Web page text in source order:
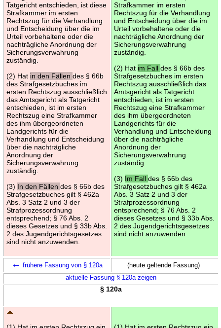
Tatgericht entschieden, ist diese
Strafkammer im ersten
Rechtszug für die Verhandlung
und Entscheidung über die im
Urteil vorbehaltene oder die
nachträgliche Anordnung der
Sicherungsverwahrung
zuständig.
(2) Hat in den Fällen des § 66b
des Strafgesetzbuches im
ersten Rechtszug ausschließlich
das Amtsgericht als Tatgericht
entschieden, ist im ersten
Rechtszug eine Strafkammer
des ihm übergeordneten
Landgerichts für die
Verhandlung und Entscheidung
über die nachträgliche
Anordnung der
Sicherungsverwahrung
zuständig.
(3) In den Fällen des § 66b des
Strafgesetzbuches gilt § 462a
Abs. 3 Satz 2 und 3 der
Strafprozessordnung
entsprechend; § 76 Abs. 2
dieses Gesetzes und § 33b Abs.
2 des Jugendgerichtsgesetzes
sind nicht anzuwenden.
Strafkammer im ersten
Rechtszug für die Verhandlung
und Entscheidung über die im
Urteil vorbehaltene oder die
nachträgliche Anordnung der
Sicherungsverwahrung
zuständig.
(2) Hat im Fall des § 66b des
Strafgesetzbuches im ersten
Rechtszug ausschließlich das
Amtsgericht als Tatgericht
entschieden, ist im ersten
Rechtszug eine Strafkammer
des ihm übergeordneten
Landgerichts für die
Verhandlung und Entscheidung
über die nachträgliche
Anordnung der
Sicherungsverwahrung
zuständig.
(3) Im Fall des § 66b des
Strafgesetzbuches gilt § 462a
Abs. 3 Satz 2 und 3 der
Strafprozessordnung
entsprechend; § 76 Abs. 2
dieses Gesetzes und § 33b Abs.
2 des Jugendgerichtsgesetzes
sind nicht anzuwenden.
← frühere Fassung von § 120a
(heute geltende Fassung)
aktuelle Fassung § 120a zeigen
§ 120a